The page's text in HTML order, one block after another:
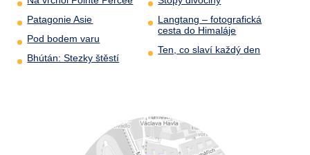
Patagonie Asie
Pod bodem varu
Bhútán: Stezky štěstí
Langtang – fotografická
cesta do Himaláje
Ten, co slaví každý den